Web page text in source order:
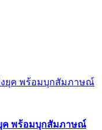
ยุค พร้อมบุกสัมภาษณ์